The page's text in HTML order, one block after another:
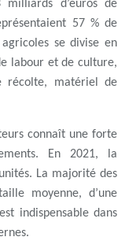
d’euros de
57 % de
se divise en
labour et de culture,
récolte, matériel de
connaît une forte
En 2021, la
La majorité des
moyenne, d’une
indispensable dans